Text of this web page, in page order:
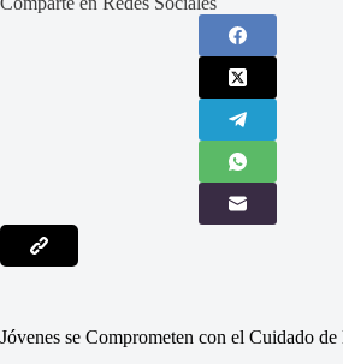
Jóvenes se Comprometen con el Cuidado de